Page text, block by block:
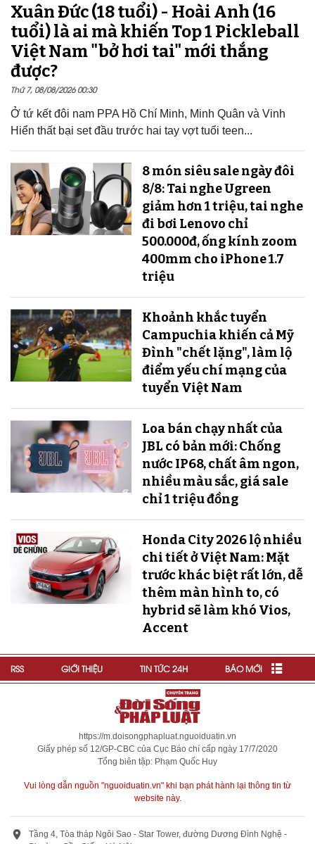
Xuân Đức (18 tuổi) - Hoài Anh (16
tuổi) là ai mà khiến Top 1 Pickleball
Việt Nam "bở hơi tai" mới thắng
được?
Thứ 7, 08/08/2026 00:30
Ở tứ kết đôi nam PPA Hồ Chí Minh, Minh Quân và Vinh
Hiển thất bại set đầu trước hai tay vợt tuổi teen...
8 món siêu sale ngày đôi
8/8: Tai nghe Ugreen
giảm hơn 1 triệu, tai nghe
đi bơi Lenovo chỉ
500.000đ, ống kính zoom
400mm cho iPhone 1.7
triệu
Khoảnh khắc tuyển
Campuchia khiến cả Mỹ
Đình "chết lặng", làm lộ
điểm yếu chí mạng của
tuyển Việt Nam
Loa bán chạy nhất của
JBL có bản mới: Chống
nước IP68, chất âm ngon,
nhiều màu sắc, giá sale
chỉ 1 triệu đồng
Honda City 2026 lộ nhiều
chi tiết ở Việt Nam: Mặt
trước khác biệt rất lớn, dễ
thêm màn hình to, có
hybrid sẽ làm khó Vios,
Accent
RSS GIỚI THIỆU TIN TỨC 24H BÁO MỚI
https://m.doisongphapluat.nguoiduatin.vn
Giấy phép số 12/GP-CBC của Cục Báo chí cấp ngày 17/7/2020
Tổng biên tập: Phạm Quốc Huy
Vui lòng dẫn nguồn "nguoiduatin.vn" khi bạn phát hành lại thông tin từ
website này.
Tầng 4, Tòa tháp Ngôi Sao - Star Tower, đường Dương Đình Nghệ -